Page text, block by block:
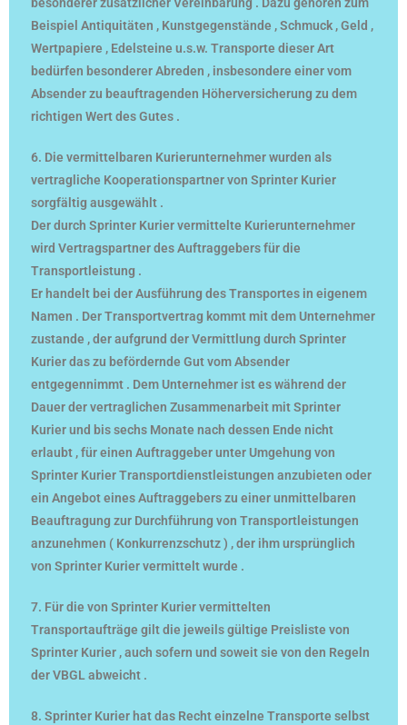
besonderer zusätzlicher Vereinbarung . Dazu gehören zum
Beispiel Antiquitäten , Kunstgegenstände , Schmuck , Geld ,
Wertpapiere , Edelsteine u.s.w. Transporte dieser Art
bedürfen besonderer Abreden , insbesondere einer vom
Absender zu beauftragenden Höherversicherung zu dem
richtigen Wert des Gutes .
6. Die vermittelbaren Kurierunternehmer wurden als
vertragliche Kooperationspartner von Sprinter Kurier
sorgfältig ausgewählt .
Der durch Sprinter Kurier vermittelte Kurierunternehmer
wird Vertragspartner des Auftraggebers für die
Transportleistung .
Er handelt bei der Ausführung des Transportes in eigenem
Namen . Der Transportvertrag kommt mit dem Unternehmer
zustande , der aufgrund der Vermittlung durch Sprinter
Kurier das zu befördernde Gut vom Absender
entgegennimmt . Dem Unternehmer ist es während der
Dauer der vertraglichen Zusammenarbeit mit Sprinter
Kurier und bis sechs Monate nach dessen Ende nicht
erlaubt , für einen Auftraggeber unter Umgehung von
Sprinter Kurier Transportdienstleistungen anzubieten oder
ein Angebot eines Auftraggebers zu einer unmittelbaren
Beauftragung zur Durchführung von Transportleistungen
anzunehmen ( Konkurrenzschutz ) , der ihm ursprünglich
von Sprinter Kurier vermittelt wurde .
7. Für die von Sprinter Kurier vermittelten
Transportaufträge gilt die jeweils gültige Preisliste von
Sprinter Kurier , auch sofern und soweit sie von den Regeln
der VBGL abweicht .
8. Sprinter Kurier hat das Recht einzelne Transporte selbst